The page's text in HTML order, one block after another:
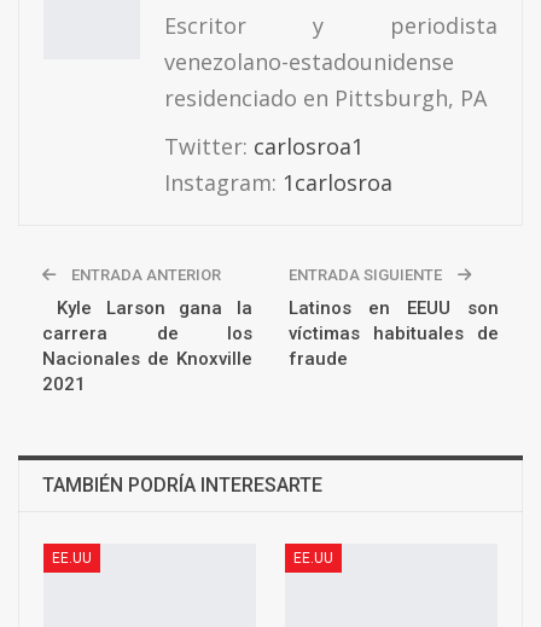
Escritor y periodista
venezolano-estadounidense
residenciado en Pittsburgh, PA
Twitter: carlosroa1
Instagram: 1carlosroa
ENTRADA ANTERIOR
Kyle Larson gana la
carrera de los
Nacionales de Knoxville
2021
ENTRADA SIGUIENTE
Latinos en EEUU son
víctimas habituales de
fraude
TAMBIÉN PODRÍA INTERESARTE
EE.UU EE.UU